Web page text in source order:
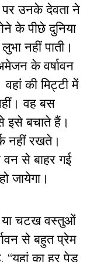
पर उनके देवता ने
के पीछे दुनिया
नहीं पाती।
के वर्षावन
की मिट्टी में
वह बस
इसे बचाते हैं।
नहीं रखते।
से बाहर गई
जायेगा।
या चटख वस्तुओं
से बहुत प्रेम
का हर पेड़